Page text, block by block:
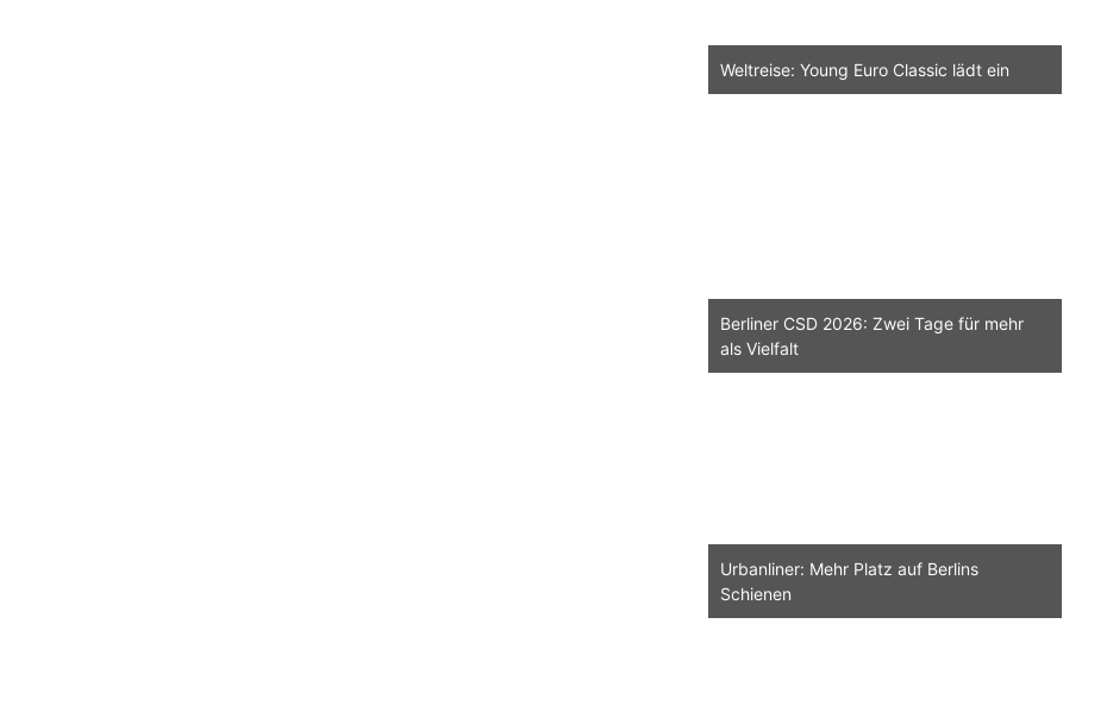
Weltreise: Young Euro Classic lädt ein
Berliner CSD 2026: Zwei Tage für mehr
als Vielfalt
Urbanliner: Mehr Platz auf Berlins
Schienen